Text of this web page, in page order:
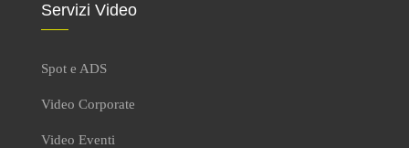
Servizi Video
Spot e ADS
Video Corporate
Video Eventi